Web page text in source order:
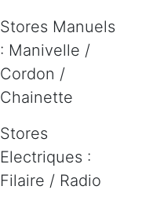
Stores Manuels
: Manivelle /
Cordon /
Chainette
Stores
Electriques :
Filaire / Radio